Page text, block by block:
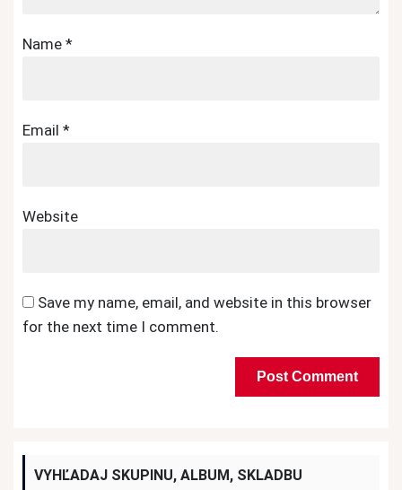
Name *
Email *
Website
Save my name, email, and website in this browser
for the next time I comment.
VYHĽADAJ SKUPINU, ALBUM, SKLADBU